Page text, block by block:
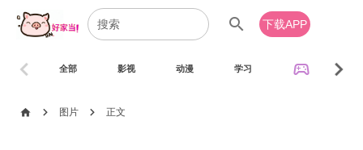
search 下载APP
全部 影视 动漫 学习 sports_esports
chevron_left chevron_right
home chevron_right 图片 chevron_right 正文